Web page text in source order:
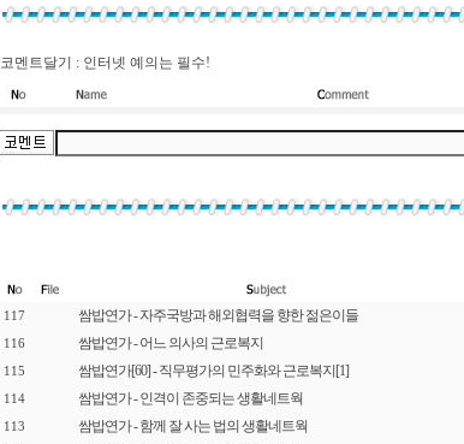
코멘트달기 : 인터넷 예의는 필수!
117 쌈밥연가 - 자주국방과 해외협력을 향한 젊은이들
116 쌈밥연가 - 어느 의사의 근로복지
115 쌈밥연가[60] - 직무평가의 민주화와 근로복지 [1]
114 쌈밥연가 - 인격이 존중되는 생활네트웍
113 쌈밥연가 - 함께 잘 사는 법의 생활네트웍